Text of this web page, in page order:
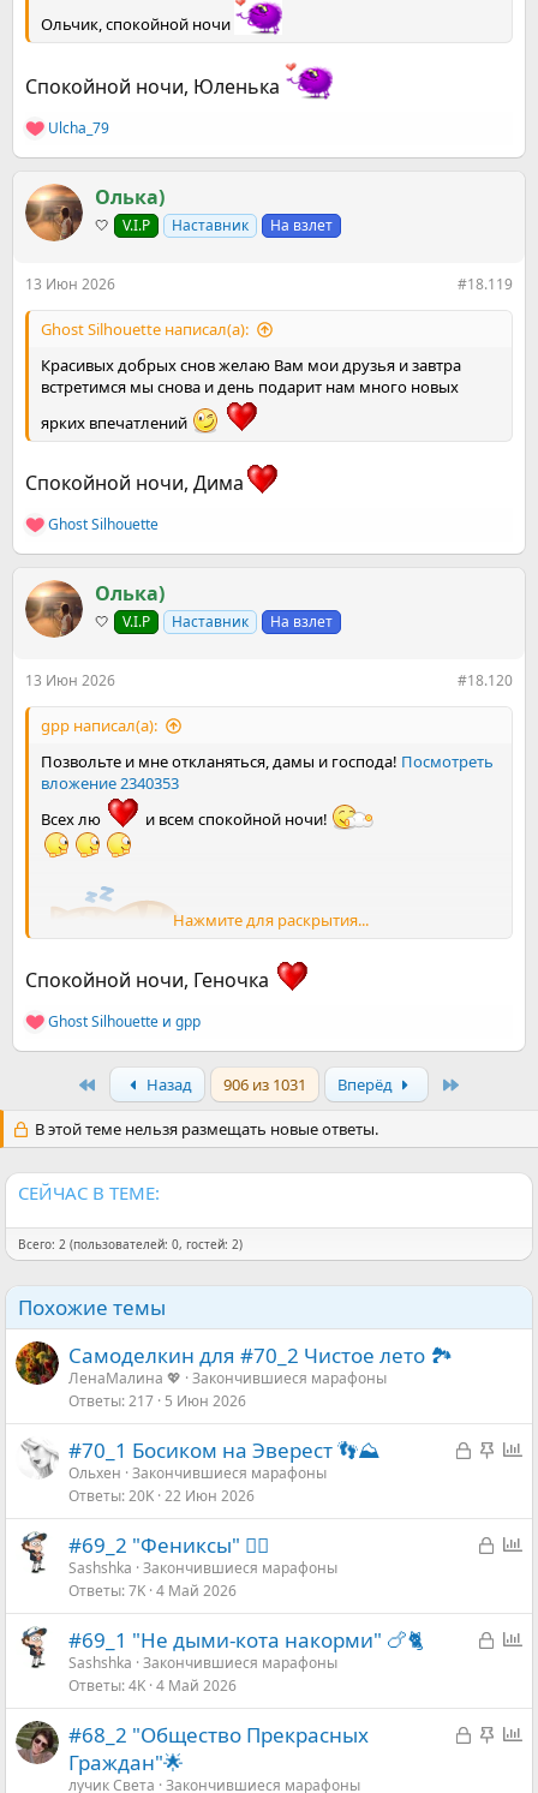
Ольчик, спокойной ночи
Спокойной ночи, Юленька
Р
е
к
ц
и
Ulcha_79
Олька)
🤍 V.I.P Наставник На взлет
13 Июн 2026 #18.119
Ghost Silhouette написал(а):
Красивых добрых снов желаю Вам мои друзья и завтра
встретимся мы снова и день подарит нам много новых
ярких впечатлений
Спокойной ночи, Дима
Р
е
к
ц
и
Ghost Silhouette
Олька)
🤍 V.I.P Наставник На взлет
13 Июн 2026 #18.120
gpp написал(а):
Позвольте и мне откланяться, дамы и господа! Посмотреть
вложение 2340353
Всех лю
и всем спокойной ночи!
Нажмите для раскрытия...
Спокойной ночи, Геночка
Р
е
и
и
Ghost Silhouette и gpp
Назад 906 из 1031 Вперёд
В этой теме нельзя размещать новые ответы.
СЕЙЧАС В ТЕМЕ:
Всего: 2 (пользователей: 0, гостей: 2)
Похожие темы
Самоделкин для #70_2 Чистое лето 🏞
ЛенаМалина 💖 Закончившиеся марафоны
Ответы 217 5 Июн 2026
З
р
ы
а
З
р
е
л
е
О
о
с
#70_1 Босиком на Эверест 👣⛰️
Ольхен Закончившиеся марафоны
Ответы 20K 22 Июн 2026
З
р
ы
а
О
о
с
#69_2 "Фениксы" 🐦‍🔥
Sashshka Закончившиеся марафоны
Ответы 7K 4 Май 2026
З
р
ы
О
о
с
#69_1 "Не дыми-кота накорми" 🍗🐈
Sashshka Закончившиеся марафоны
Ответы 4K 4 Май 2026
З З
О
#68_2 "Общество Прекрасных
Граждан"🌟
лучик Света Закончившиеся марафоны